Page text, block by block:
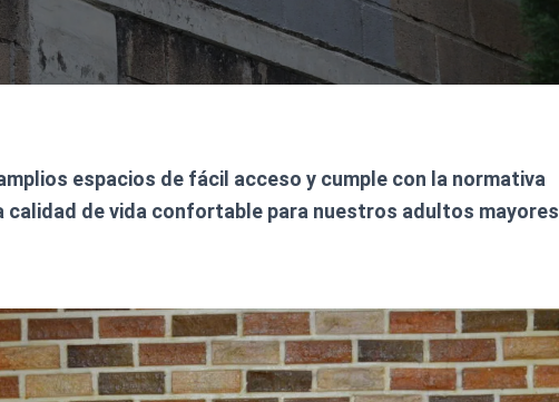
espacios de fácil acceso y cumple con la normativa
calidad de vida confortable para nuestros adultos mayores